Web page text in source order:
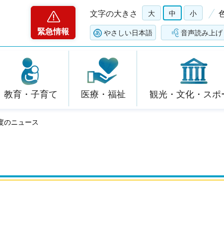
緊急情報
文字の大きさ 大 中 小
やさしい日本語 音声読み上げ
教育・子育て 医療・福祉 観光・文化・スポ
のニュース